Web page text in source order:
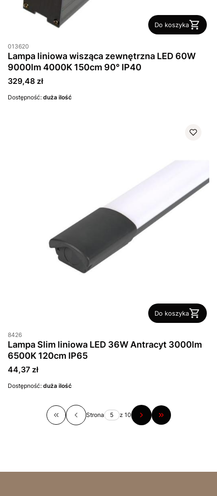
Do koszyka
013620
Lampa liniowa wisząca zewnętrzna LED 60W
9000lm 4000K 150cm 90° IP40
Cena
329,48 zł
Dostępność: duża ilość
Do koszyka
8426
Lampa Slim liniowa LED 36W Antracyt 3000lm
6500K 120cm IP65
Cena
44,37 zł
Dostępność: duża ilość
Wróć do pierwszej strony z produktami
Strona z 10 Przejdź do